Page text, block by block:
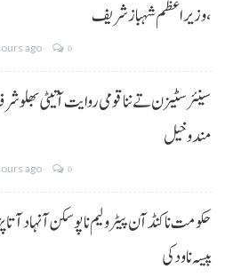
،وزیراعظم شہباز شریف
ago 0
سینئر سٹیزن تے ننا قومی روایت آتیٹی
مندوخیل
ago 0
پیسہ نا ودکی